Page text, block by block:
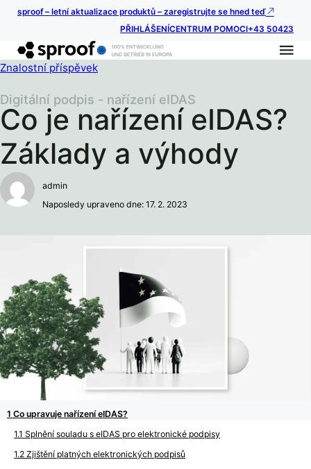
sproof – letní aktualizace produktů – zaregistrujte se hned teď
PŘIHLÁŠENÍCENTRUM POMOCI+43 50423
Znalostní příspěvek
Co je nařízení eIDAS?
Základy a výhody
Digitální podpis - nařízení eIDAS
admin
Naposledy upraveno dne: 17. 2. 2023
Co upravuje nařízení eIDAS?
Splnění souladu s eIDAS pro elektronické podpisy
Zjištění platných elektronických podpisů